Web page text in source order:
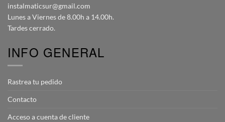
instalmaticsur@gmail.com
Lunes a Viernes de 8.00h a 14.00h.
Tardes cerrado.
INFO GENERAL
Rastrea tu pedido
Contacto
Acceso a cuenta de cliente